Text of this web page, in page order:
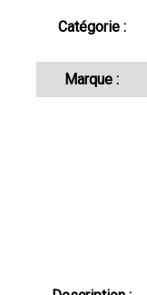
Catégorie :
Marque :